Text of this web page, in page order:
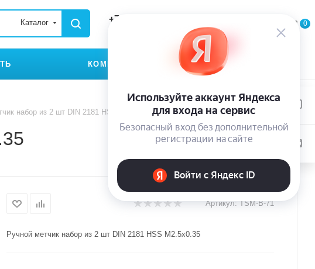
Каталог +79935174889 0
КОМПАНИЯ КОНТАКТЫ
набор из 2 шт DIN 2181 HSS M2.5x0.35
Артикул: TSM-B-71
Ручной метчик набор из 2 шт DIN 2181 HSS M2.5x0.35